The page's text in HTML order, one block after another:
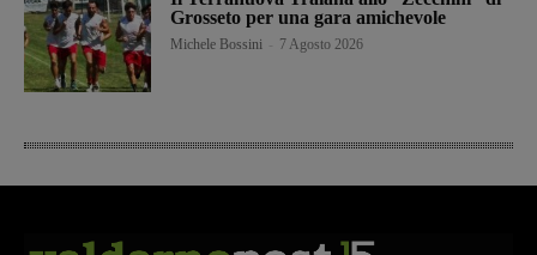
Grosseto per una gara amichevole
Michele Bossini 7 Agosto 2026